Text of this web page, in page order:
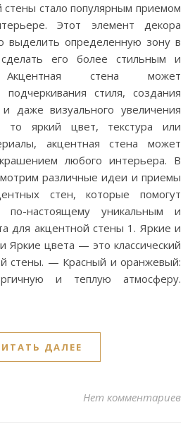
Этот элемент декора
выделить определенную зону в
его более стильным и
Акцентная стена может
подчеркивания стиля, создания
даже визуального увеличения
то яркий цвет, текстура или
акцентная стена может
любого интерьера. В
различные идеи и приемы
стен, которые помогут
настоящему уникальным и
для акцентной стены 1. Яркие и
Яркие цвета — это классический
стены. — Красный и оранжевый:
и теплую атмосферу.
ДАЛЕЕ
Нет комментариев